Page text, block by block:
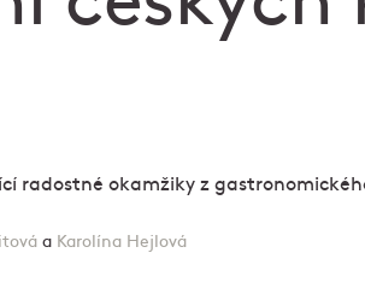
a Karolína Hejlová